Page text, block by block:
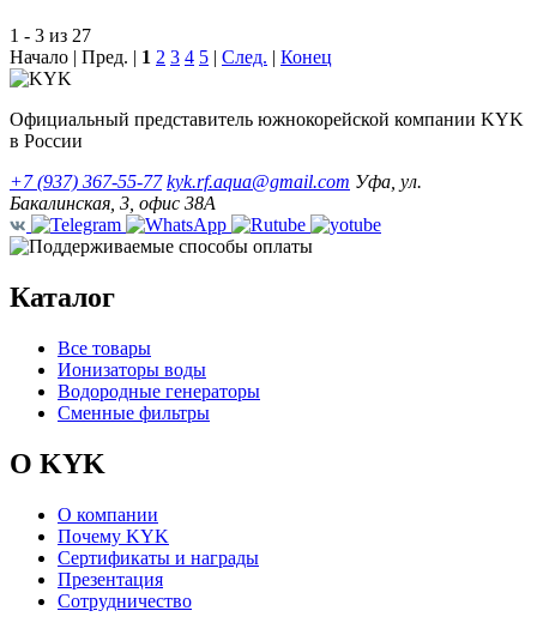
1 - 3 из 27
Начало | Пред. | 1 2 3 4 5 | След. | Конец
Официальный представитель южнокорейской компании KYK
в России
+7 (937) 367-55-77 kyk.rf.aqua@gmail.com Уфа, ул.
Бакалинская, 3, офис 38А
Каталог
Все товары
Ионизаторы воды
Водородные генераторы
Сменные фильтры
О KYK
О компании
Почему KYK
Сертификаты и награды
Презентация
Сотрудничество